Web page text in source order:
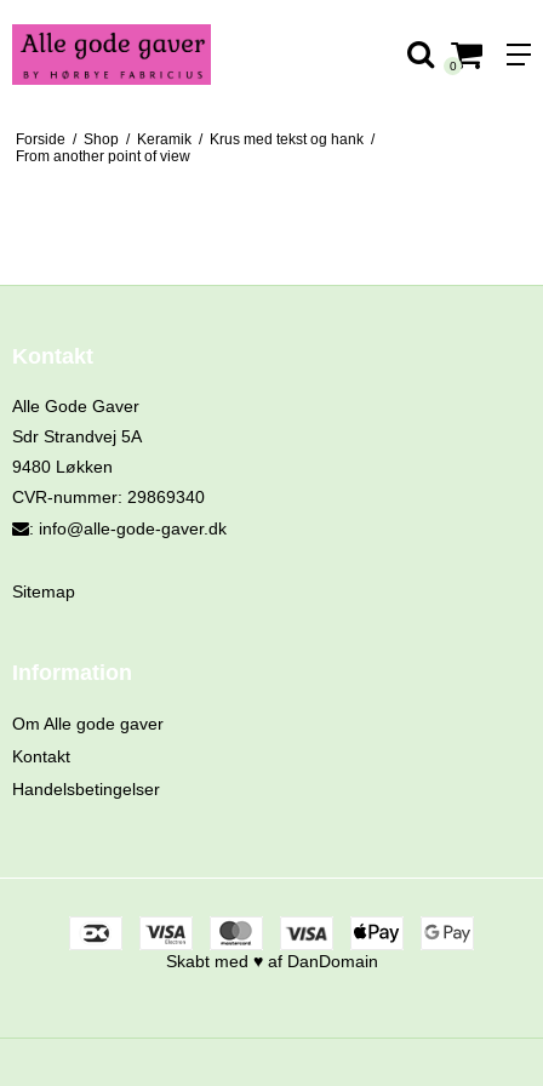
0
Forside / Shop / Keramik / Krus med tekst og hank /
From another point of view
Kontakt
Alle Gode Gaver
Sdr Strandvej 5A
9480 Løkken
CVR-nummer: 29869340
: info@alle-gode-gaver.dk
Sitemap
Information
Om Alle gode gaver
Kontakt
Handelsbetingelser
Skabt med ♥ af DanDomain